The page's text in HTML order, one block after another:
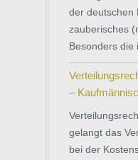
der deutschen
zauberisches
Besonders
–
gelangt das
bei der